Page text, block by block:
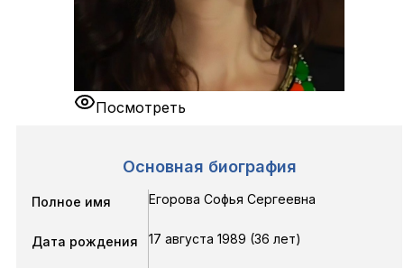
Посмотреть
Основная биография
Полное имя Егорова Софья Сергеевна
Дата рождения 17 августа 1989 (36 лет)